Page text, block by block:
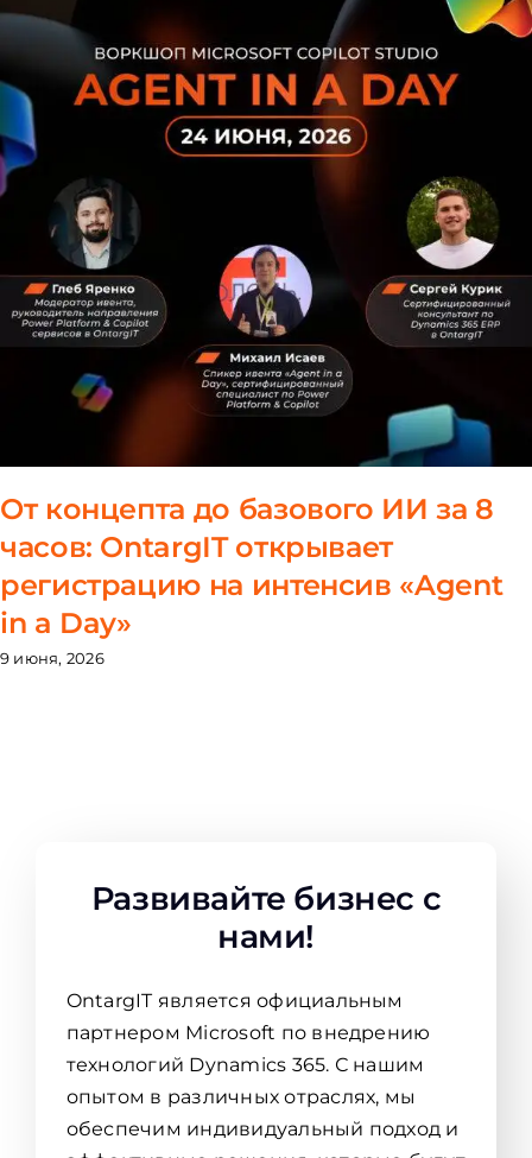
От концепта до базового ИИ за 8
часов: OntargIT открывает
регистрацию на интенсив «Agent
in a Day»
9 июня, 2026
Развивайте бизнес с
нами!
OntargIT является официальным
партнером Microsoft по внедрению
технологий Dynamics 365. С нашим
опытом в различных отраслях, мы
обеспечим индивидуальный подход и